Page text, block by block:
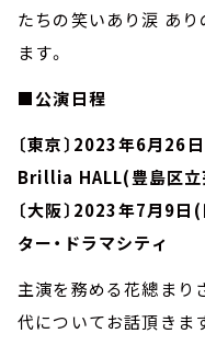
たちの笑いあり涙 あ
ます。
■公演日程
〔東京〕2023年6月
Brillia HALL(豊島区立
〔大阪〕2023年7月9
ター・ドラマシティ
主演を務める花總まり
代についてお話頂きま